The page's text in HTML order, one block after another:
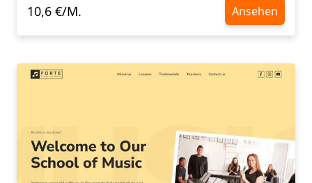
10,6 €/M.
Ansehen